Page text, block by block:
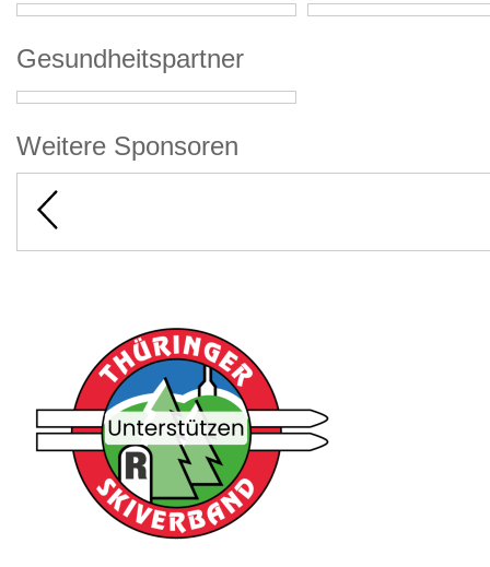
Gesundheitspartner
Weitere Sponsoren